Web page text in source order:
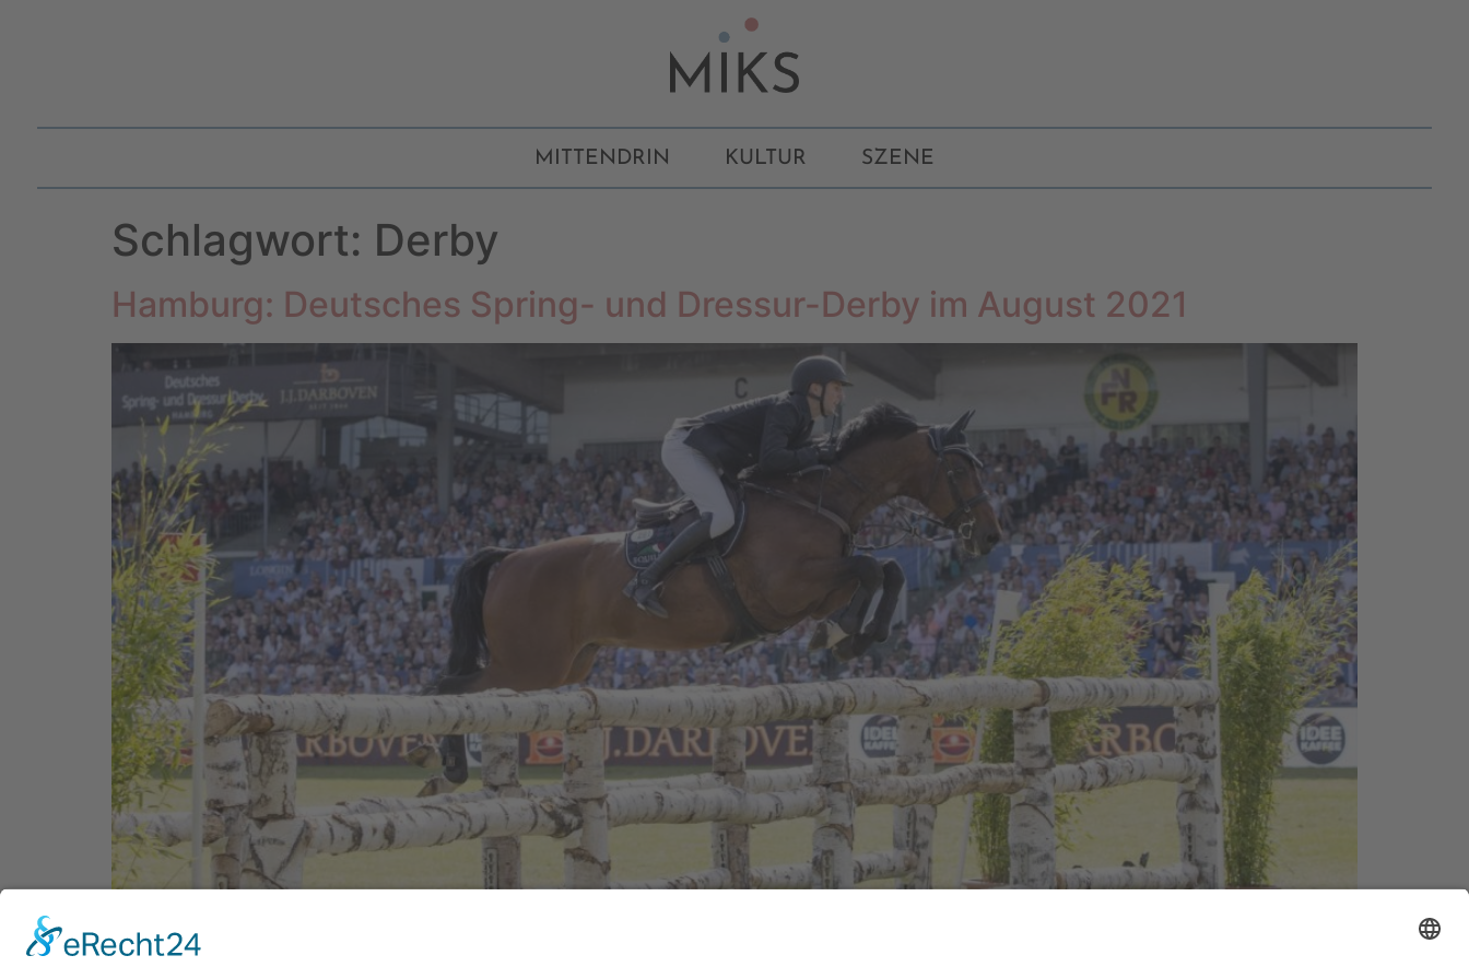
MITTENDRIN KULTUR SZENE
Schlagwort: Derby
Hamburg: Deutsches Spring- und Dressur-Derby im August 2021
Hamburg auf den Spätsommer – Planungssicherheit inklusive …